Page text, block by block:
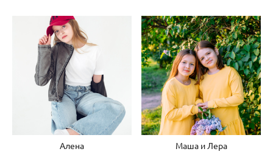
Алена Маша и Лера